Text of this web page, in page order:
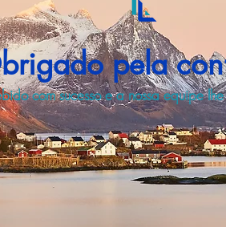
pela
com sucesso e a nossa equipe